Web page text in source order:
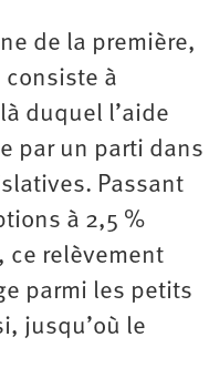
de la première,
consiste à
duquel l’aide
par un parti dans
Passant
à 2,5 %
ce relèvement
parmi les petits
jusqu’où le